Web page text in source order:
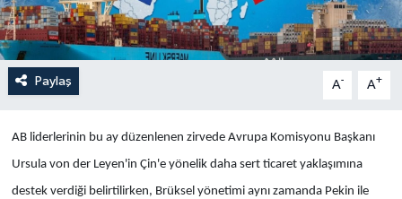
Paylaş A- A+
AB liderlerinin bu ay düzenlenen zirvede Avrupa Komisyonu Başkanı
Ursula von der Leyen'in Çin'e yönelik daha sert ticaret yaklaşımına
destek verdiği belirtilirken, Brüksel yönetimi aynı zamanda Pekin ile